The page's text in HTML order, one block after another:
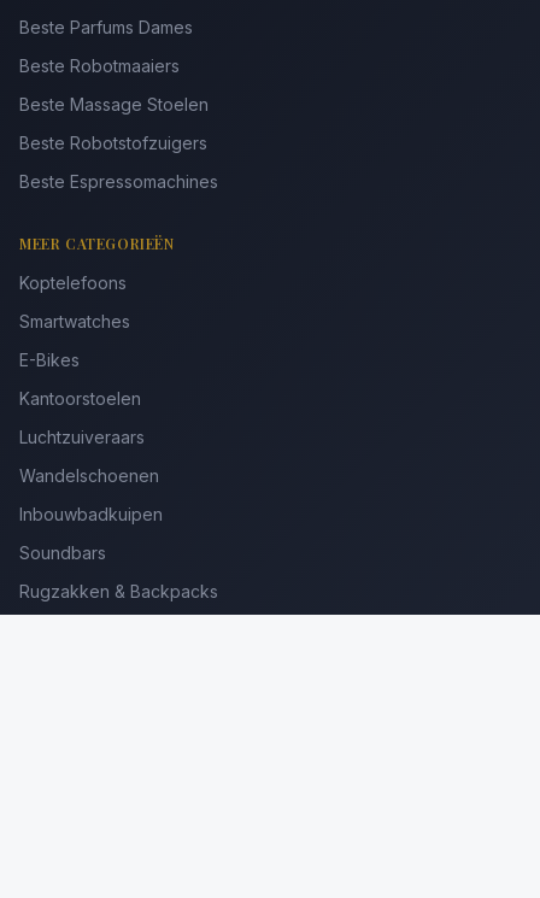
Beste Parfums Dames
Beste Robotmaaiers
Beste Massage Stoelen
Beste Robotstofzuigers
Beste Espressomachines
MEER CATEGORIEËN
Koptelefoons
Smartwatches
E-Bikes
Kantoorstoelen
Luchtzuiveraars
Wandelschoenen
Inbouwbadkuipen
Soundbars
Rugzakken & Backpacks